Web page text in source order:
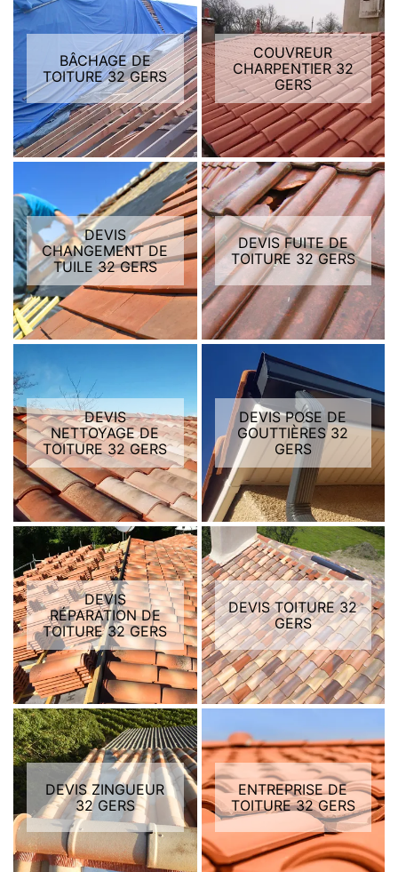
BÂCHAGE DE
TOITURE 32 GERS
COUVREUR
CHARPENTIER 32
GERS
DEVIS
CHANGEMENT DE
TUILE 32 GERS
DEVIS FUITE DE
TOITURE 32 GERS
DEVIS
NETTOYAGE DE
TOITURE 32 GERS
DEVIS POSE DE
GOUTTIÈRES 32
GERS
DEVIS
RÉPARATION DE
TOITURE 32 GERS
DEVIS TOITURE 32
GERS
DEVIS ZINGUEUR
32 GERS
ENTREPRISE DE
TOITURE 32 GERS